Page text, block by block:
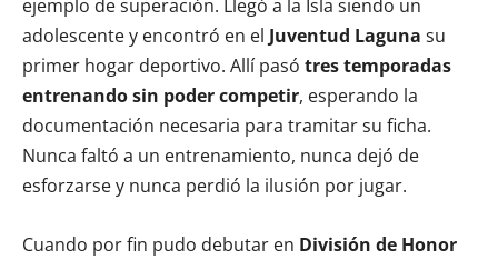
ejemplo de superación. Llegó a la Isla siendo un
adolescente y encontró en el Juventud Laguna su
primer hogar deportivo. Allí pasó tres temporadas
entrenando sin poder competir, esperando la
documentación necesaria para tramitar su ficha.
Nunca faltó a un entrenamiento, nunca dejó de
esforzarse y nunca perdió la ilusión por jugar.
Cuando por fin pudo debutar en División de Honor